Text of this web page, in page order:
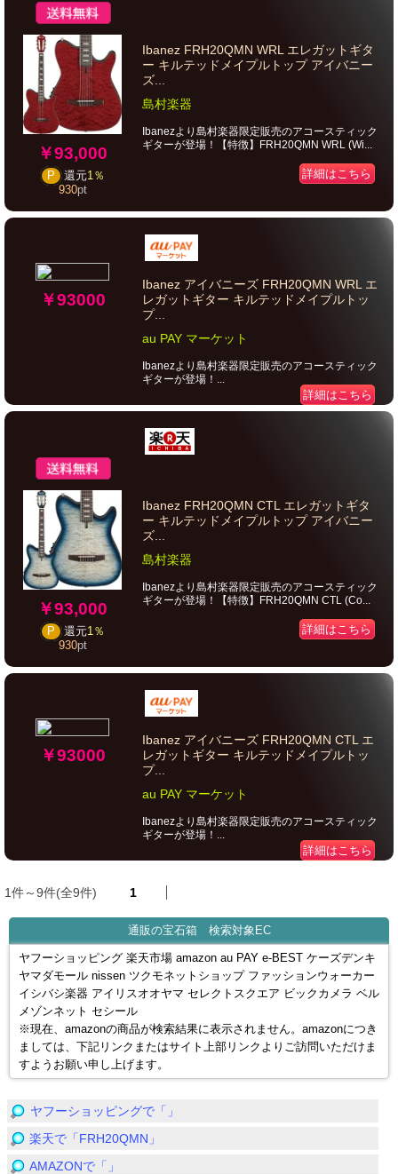
￥93,000
P 還元1％
930pt
Ibanez FRH20QMN WRL エレガットギタ
ー キルテッドメイプルトップ アイバニー
ズ...
島村楽器
Ibanezより島村楽器限定販売のアコースティック
ギターが登場！【特徴】FRH20QMN WRL (Wi...
詳細はこちら
￥93000
Ibanez アイバニーズ FRH20QMN WRL エ
レガットギター キルテッドメイプルトッ
プ...
au PAY マーケット
Ibanezより島村楽器限定販売のアコースティック
ギターが登場！...
詳細はこちら
￥93,000
P 還元1％
930pt
Ibanez FRH20QMN CTL エレガットギタ
ー キルテッドメイプルトップ アイバニー
ズ...
島村楽器
Ibanezより島村楽器限定販売のアコースティック
ギターが登場！【特徴】FRH20QMN CTL (Co...
詳細はこちら
￥93000
Ibanez アイバニーズ FRH20QMN CTL エ
レガットギター キルテッドメイプルトッ
プ...
au PAY マーケット
Ibanezより島村楽器限定販売のアコースティック
ギターが登場！...
詳細はこちら
1件～9件(全9件) 1
通販の宝石箱 検索対象EC
ヤフーショッピング 楽天市場 amazon au PAY e-BEST ケーズデンキ
ヤマダモール nissen ツクモネットショップ ファッションウォーカー
イシバシ楽器 アイリスオオヤマ セレクトスクエア ビックカメラ ベル
メゾンネット セシール
※現在、amazonの商品が検索結果に表示されません。amazonにつき
ましては、下記リンクまたはサイト上部リンクよりご訪問いただけま
すようお願い申し上げます。
ヤフーショッピングで「」
楽天で「FRH20QMN」
AMAZONで「」